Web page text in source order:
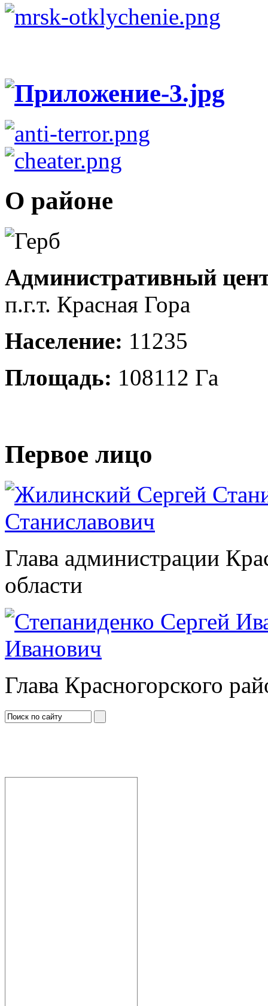
О районе
Административный
п.г.т. Красная Гора
Население: 11235
Площадь: 108112 Га
Первое лицо
Станиславович
Глава администрации
области
Иванович
Глава Красногорского